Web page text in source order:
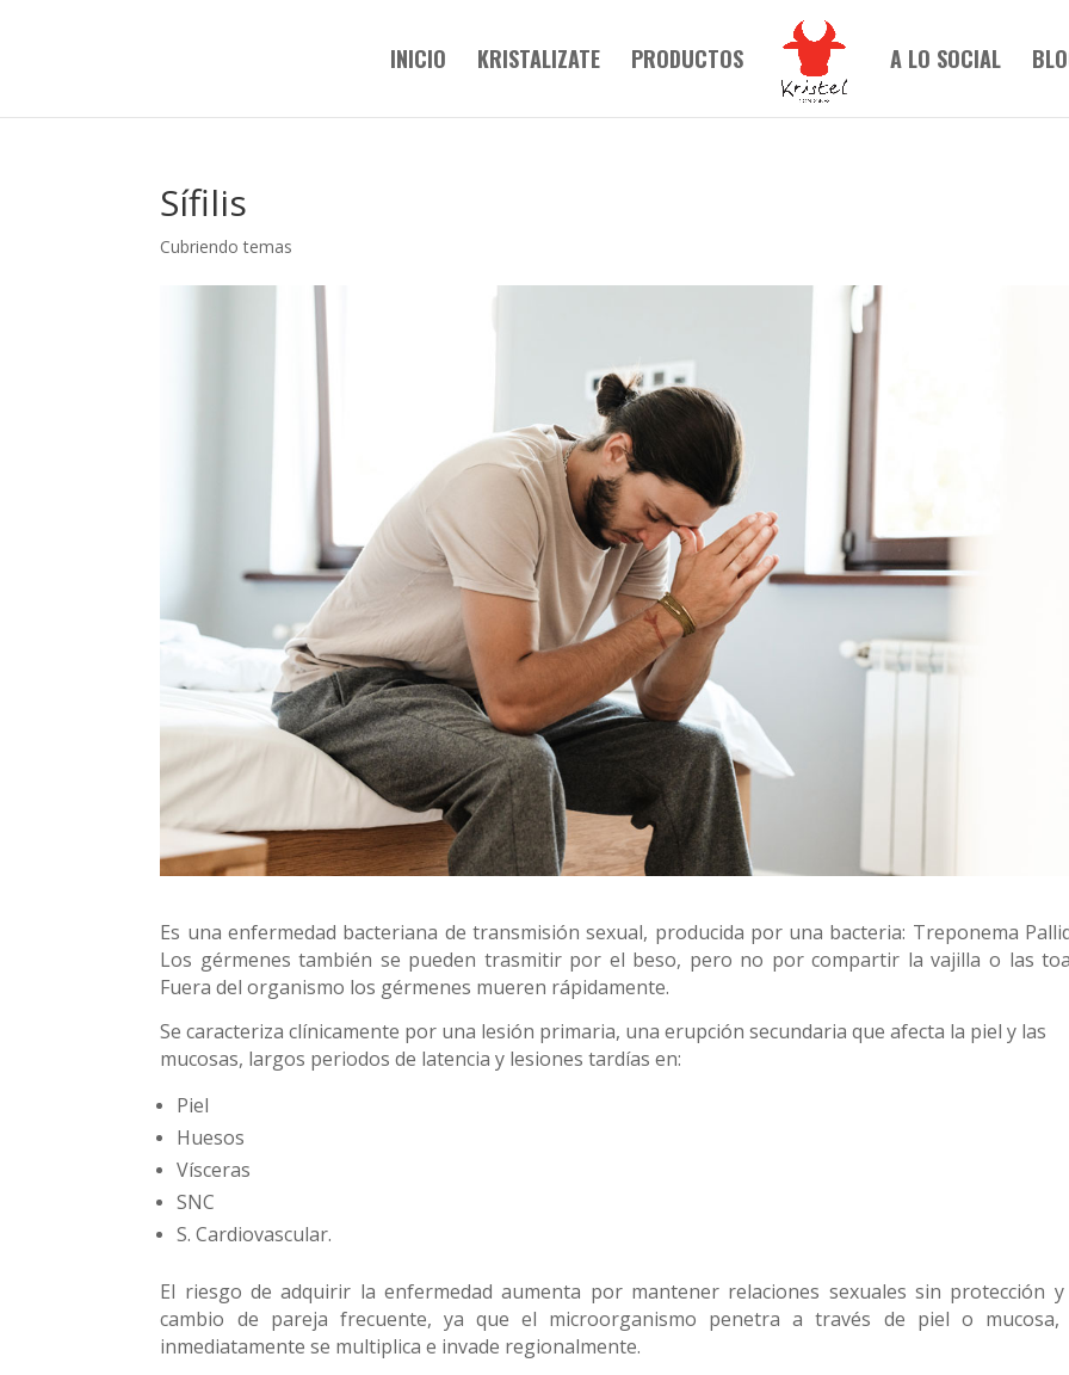
INICIO KRISTALIZATE PRODUCTOS A LO SOCIAL
Sífilis
Cubriendo temas
Es una enfermedad bacteriana de transmisión sexual, producida por una bacteria: Treponema
Los gérmenes también se pueden trasmitir por el beso, pero no por compartir la vajilla o las
Fuera del organismo los gérmenes mueren rápidamente.
Se caracteriza clínicamente por una lesión primaria, una erupción secundaria que afecta la piel y las
mucosas, largos periodos de latencia y lesiones tardías en:
Piel
Huesos
Vísceras
SNC
S. Cardiovascular.
El riesgo de adquirir la enfermedad aumenta por mantener relaciones sexuales sin protección y
cambio de pareja frecuente, ya que el microorganismo penetra a través de piel o mucosa,
inmediatamente se multiplica e invade regionalmente.